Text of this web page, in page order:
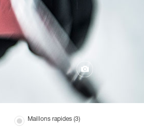
Maillons rapides (3)